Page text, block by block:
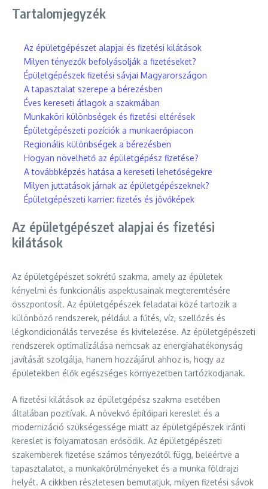
Tartalomjegyzék
Az épületgépészet alapjai és fizetési kilátások
Milyen tényezők befolyásolják a fizetéseket?
Épületgépészek fizetési sávjai Magyarországon
A tapasztalat szerepe a bérezésben
Éves kereseti átlagok a szakmában
Munkaköri különbségek és fizetési eltérések
Épületgépészeti pozíciók a munkaerőpiacon
Regionális különbségek a bérezésben
Hogyan növelhető az épületgépész fizetése?
A továbbképzés hatása a kereseti lehetőségekre
Milyen juttatások járnak az épületgépészeknek?
Épületgépészeti karrier: fizetés és jövőképek
Az épületgépészet alapjai és fizetési
kilátások
Az épületgépészet sokrétű szakma, amely az épületek
kényelmi és funkcionális aspektusainak megteremtésére
összpontosít. Az épületgépészek feladatai közé tartozik a
különböző rendszerek, például a fűtés, víz, szellőzés és
légkondicionálás tervezése és kivitelezése. Az épületgépészeti
rendszerek optimalizálása nemcsak az energiahatékonyság
javítását szolgálja, hanem hozzájárul ahhoz is, hogy az
épületekben élők egészséges környezetben tartózkodjanak.
A fizetési kilátások az épületgépész szakma esetében
általában pozitívak. A növekvő építőipari kereslet és a
modernizáció szükségessége miatt az épületgépészek iránti
kereslet is folyamatosan erősödik. Az épületgépészeti
szakemberek fizetése számos tényezőtől függ, beleértve a
tapasztalatot, a munkakörülményeket és a munka földrajzi
helyét. A cikkben részletesen bemutatjuk, milyen fizetési sávok